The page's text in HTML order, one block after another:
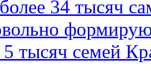
34 тысяч
тысяч семей